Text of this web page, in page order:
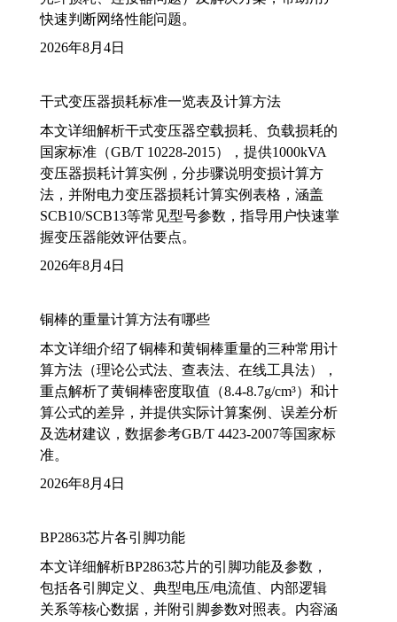
快速判断网络性能问题。
2026年8月4日
干式变压器损耗标准一览表及计算方法
本文详细解析干式变压器空载损耗、负载损耗的
国家标准（GB/T 10228-2015），提供1000kVA
变压器损耗计算实例，分步骤说明变损计算方
法，并附电力变压器损耗计算实例表格，涵盖
SCB10/SCB13等常见型号参数，指导用户快速掌
握变压器能效评估要点。
2026年8月4日
铜棒的重量计算方法有哪些
本文详细介绍了铜棒和黄铜棒重量的三种常用计
算方法（理论公式法、查表法、在线工具法），
重点解析了黄铜棒密度取值（8.4-8.7g/cm³）和计
算公式的差异，并提供实际计算案例、误差分析
及选材建议，数据参考GB/T 4423-2007等国家标
准。
2026年8月4日
BP2863芯片各引脚功能
本文详细解析BP2863芯片的引脚功能及参数，
包括各引脚定义、典型电压/电流值、内部逻辑
关系等核心数据，并附引脚参数对照表。内容涵